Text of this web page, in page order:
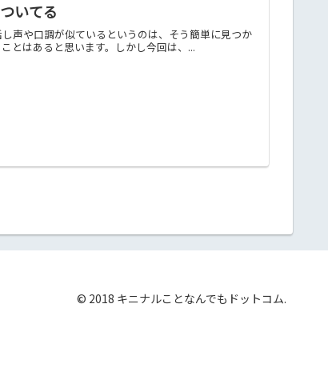
いてる
声や口調が似ているというのは、そう簡単に見つか
とはあると思います。しかし今回は、...
© 2018 キニナルことなんでもドットコム.